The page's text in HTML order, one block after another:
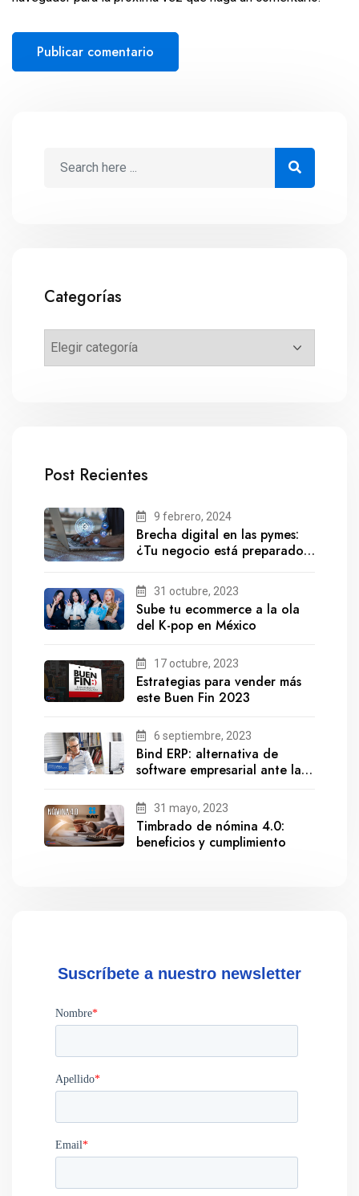
Categorías
Post Recientes
9 febrero, 2024
Brecha digital en las pymes:
¿Tu negocio está preparado
31 octubre, 2023
Sube tu ecommerce a la ola
del K-pop en México
17 octubre, 2023
Estrategias para vender más
este Buen Fin 2023
6 septiembre, 2023
Bind ERP: alternativa de
software empresarial ante la
31 mayo, 2023
Timbrado de nómina 4.0:
beneficios y cumplimiento
Suscríbete a nuestro newsletter